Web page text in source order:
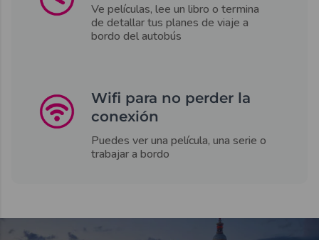
Ve películas, lee un libro o termina
de detallar tus planes de viaje a
bordo del autobús
Wifi para no perder la
conexión
Puedes ver una película, una serie o
trabajar a bordo